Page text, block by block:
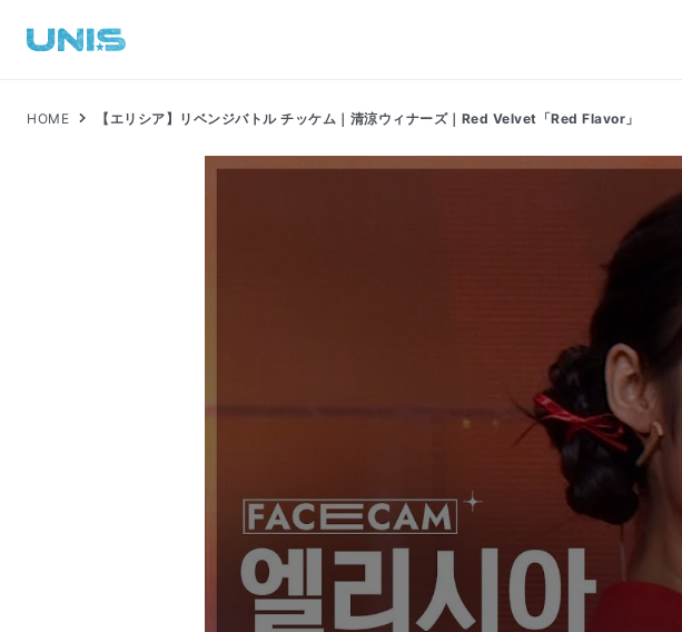
HOME 【エリシア】リベンジバトル チッケム｜清涼ウィナーズ｜Red Velvet「Red Flavor」